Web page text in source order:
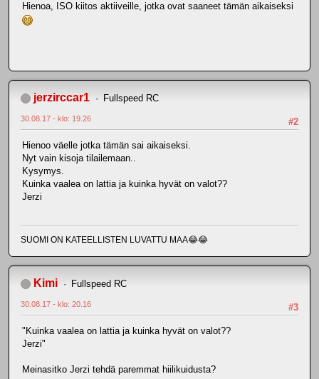
Hienoa, ISO kiitos aktiiveille, jotka ovat saaneet tämän aikaiseksi
jerzirccar1 Fullspeed RC
#2
30.08.17 - klo: 19.26
Hienoo väelle jotka tämän sai aikaiseksi.
Nyt vain kisoja tilailemaan..
Kysymys.
Kuinka vaalea on lattia ja kuinka hyvät on valot??
Jerzi
SUOMI ON KATEELLISTEN LUVATTU MAA😂😂
Kimi Fullspeed RC
#3
30.08.17 - klo: 20.16
"Kuinka vaalea on lattia ja kuinka hyvät on valot??
Jerzi"
Meinasitko Jerzi tehdä paremmat hiilikuidusta?